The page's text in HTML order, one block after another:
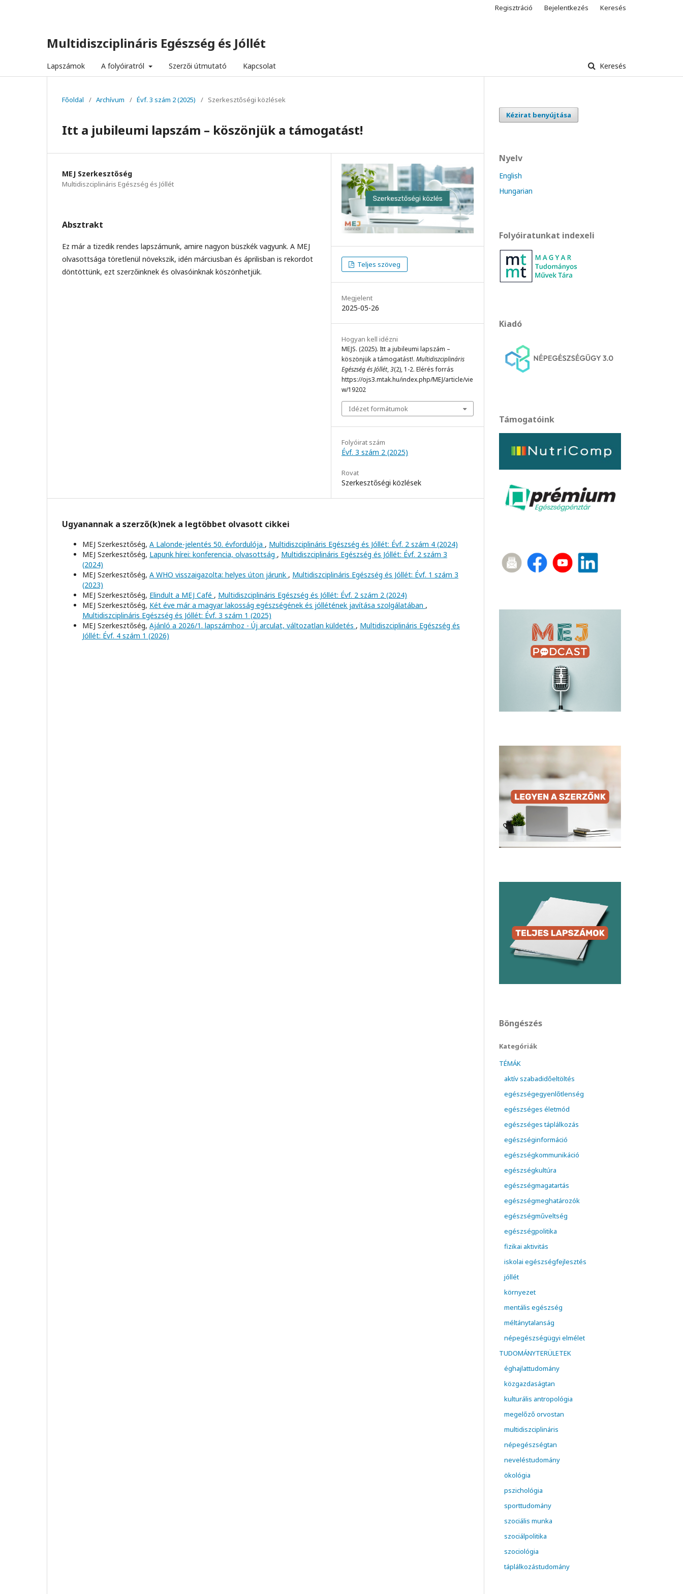
Multidiszciplináris Egészség és Jóllét
Lapszámok A folyóiratról Szerzői útmutató Kapcsolat Keresés
Regisztráció Bejelentkezés Keresés
Főoldal / Archívum / Évf. 3 szám 2 (2025) / Szerkesztőségi közlések
Itt a jubileumi lapszám – köszönjük a támogatást!
MEJ Szerkesztőség
Multidiszciplináris Egészség és Jóllét
Absztrakt
Ez már a tizedik rendes lapszámunk, amire nagyon büszkék vagyunk. A MEJ
olvasottsága töretlenül növekszik, idén márciusban és áprilisban is rekordot
döntöttünk, ezt szerzőinknek és olvasóinknak köszönhetjük.
Teljes szöveg
Megjelent
2025-05-26
Hogyan kell idézni
MEJS. (2025). Itt a jubileumi lapszám –
köszönjük a támogatást!. Multidiszciplináris
Egészség és Jóllét,3(2), 1-2. Elérés forrás
https://ojs3.mtak.hu/index.php/MEJ/article/vie
w/19202
Idézet formátumok
Folyóirat szám
Évf. 3 szám 2 (2025)
Rovat
Szerkesztőségi közlések
Ugyanannak a szerző(k)nek a legtöbbet olvasott cikkei
MEJ Szerkesztőség, A Lalonde-jelentés 50. évfordulója , Multidiszciplináris Egészség és Jóllét: Évf. 2 szám 4 (2024)
MEJ Szerkesztőség, Lapunk hírei: konferencia, olvasottság , Multidiszciplináris Egészség és Jóllét: Évf. 2 szám 3
(2024)
MEJ Szerkesztőség, A WHO visszaigazolta: helyes úton járunk , Multidiszciplináris Egészség és Jóllét: Évf. 1 szám 3
(2023)
MEJ Szerkesztőség, Elindult a MEJ Café , Multidiszciplináris Egészség és Jóllét: Évf. 2 szám 2 (2024)
MEJ Szerkesztőség, Két éve már a magyar lakosság egészségének és jóllétének javítása szolgálatában ,
Multidiszciplináris Egészség és Jóllét: Évf. 3 szám 1 (2025)
MEJ Szerkesztőség, Ajánló a 2026/1. lapszámhoz - Új arculat, változatlan küldetés , Multidiszciplináris Egészség és
Jóllét: Évf. 4 szám 1 (2026)
Kézirat benyújtása
Nyelv
English
Hungarian
Folyóiratunkat indexeli
Kiadó
Támogatóink
Böngészés
Kategóriák
TÉMÁK
aktív szabadidőeltöltés
egészségegyenlőtlenség
egészséges életmód
egészséges táplálkozás
egészséginformáció
egészségkommunikáció
egészségkultúra
egészségmagatartás
egészségmeghatározók
egészségműveltség
egészségpolitika
fizikai aktivitás
iskolai egészségfejlesztés
jóllét
környezet
mentális egészség
méltánytalanság
népegészségügyi elmélet
TUDOMÁNYTERÜLETEK
éghajlattudomány
közgazdaságtan
kulturális antropológia
megelőző orvostan
multidiszciplináris
népegészségtan
neveléstudomány
ökológia
pszichológia
sporttudomány
szociális munka
szociálpolitika
szociológia
táplálkozástudomány